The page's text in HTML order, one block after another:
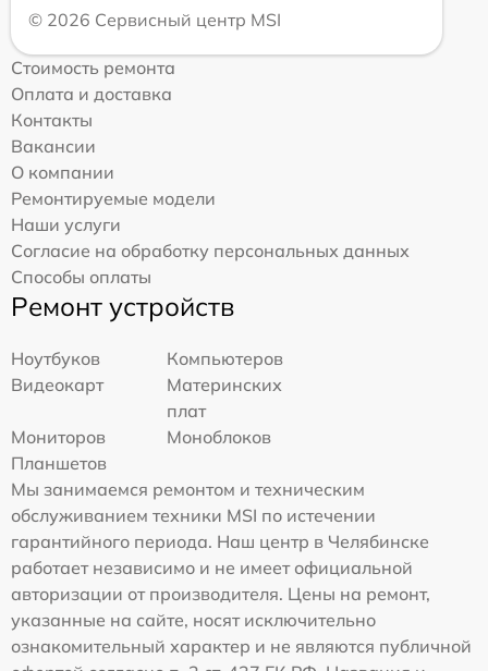
© 2026 Сервисный центр MSI
Стоимость ремонта
Оплата и доставка
Контакты
Вакансии
О компании
Ремонтируемые модели
Наши услуги
Согласие на обработку персональных данных
Способы оплаты
Ремонт устройств
Ноутбуков
Компьютеров
Видеокарт
Материнских
плат
Мониторов
Моноблоков
Планшетов
Мы занимаемся ремонтом и техническим
обслуживанием техники MSI по истечении
гарантийного периода. Наш центр в Челябинске
работает независимо и не имеет официальной
авторизации от производителя. Цены на ремонт,
указанные на сайте, носят исключительно
ознакомительный характер и не являются публичной